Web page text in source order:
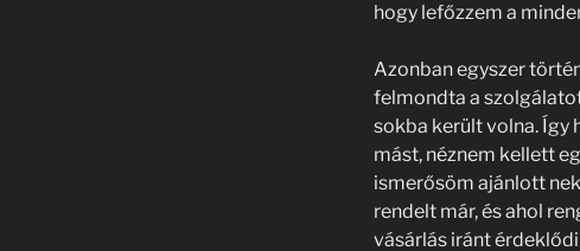
hogy lefőzzem a
Azonban egyszer
felmondta a
sokba került volna. Így
mást, néznem kellett
ismerősöm ajánlott
rendelt már, és ahol
vásárlás iránt